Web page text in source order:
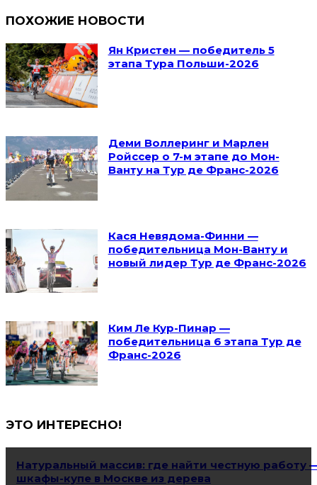
ПОХОЖИЕ НОВОСТИ
Ян Кристен — победитель 5
этапа Тура Польши-2026
Деми Воллеринг и Марлен
Ройссер о 7-м этапе до Мон-
Ванту на Тур де Франс-2026
Кася Невядома-Финни —
победительница Мон-Ванту и
новый лидер Тур де Франс-2026
Ким Ле Кур-Пинар —
победительница 6 этапа Тур де
Франс-2026
ЭТО ИНТЕРЕСНО!
Натуральный массив: где найти честную работу
шкафы-купе в Москве из дерева